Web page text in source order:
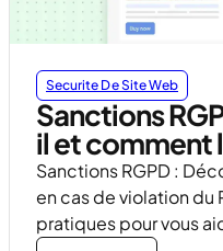
Securite De Site Web
Sanctions
il et comment
Sanctions RGPD :
en cas de violation du
pratiques pour vous